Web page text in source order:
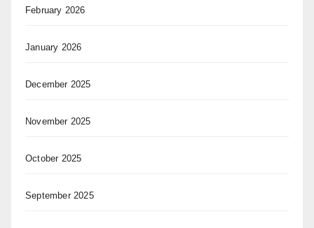
February 2026
January 2026
December 2025
November 2025
October 2025
September 2025